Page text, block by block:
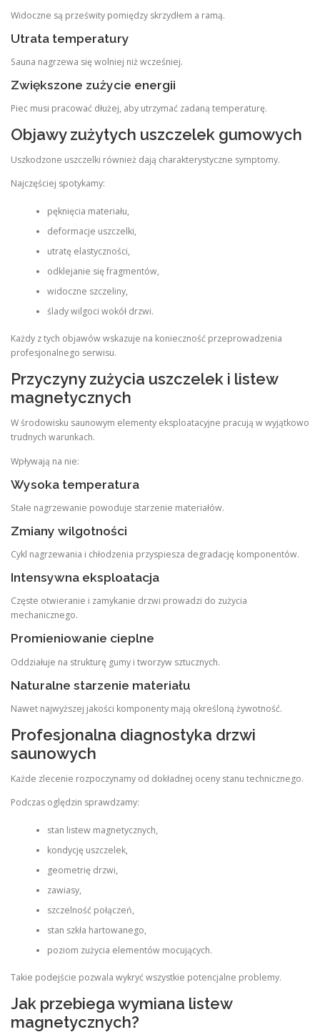
Widoczne są prześwity pomiędzy skrzydłem a ramą.
Utrata temperatury
Sauna nagrzewa się wolniej niż wcześniej.
Zwiększone zużycie energii
Piec musi pracować dłużej, aby utrzymać zadaną temperaturę.
Objawy zużytych uszczelek gumowych
Uszkodzone uszczelki również dają charakterystyczne symptomy.
Najczęściej spotykamy:
pęknięcia materiału,
deformacje uszczelki,
utratę elastyczności,
odklejanie się fragmentów,
widoczne szczeliny,
ślady wilgoci wokół drzwi.
Każdy z tych objawów wskazuje na konieczność przeprowadzenia
profesjonalnego serwisu.
Przyczyny zużycia uszczelek i listew
magnetycznych
W środowisku saunowym elementy eksploatacyjne pracują w wyjątkowo
trudnych warunkach.
Wpływają na nie:
Wysoka temperatura
Stałe nagrzewanie powoduje starzenie materiałów.
Zmiany wilgotności
Cykl nagrzewania i chłodzenia przyspiesza degradację komponentów.
Intensywna eksploatacja
Częste otwieranie i zamykanie drzwi prowadzi do zużycia
mechanicznego.
Promieniowanie cieplne
Oddziałuje na strukturę gumy i tworzyw sztucznych.
Naturalne starzenie materiału
Nawet najwyższej jakości komponenty mają określoną żywotność.
Profesjonalna diagnostyka drzwi
saunowych
Każde zlecenie rozpoczynamy od dokładnej oceny stanu technicznego.
Podczas oględzin sprawdzamy:
stan listew magnetycznych,
kondycję uszczelek,
geometrię drzwi,
zawiasy,
szczelność połączeń,
stan szkła hartowanego,
poziom zużycia elementów mocujących.
Takie podejście pozwala wykryć wszystkie potencjalne problemy.
Jak przebiega wymiana listew
magnetycznych?